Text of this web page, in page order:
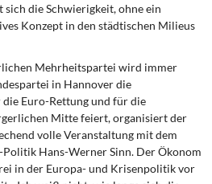
die Schwierigkeit, ohne ein
Konzept in den städtischen Milieus
Mehrheitspartei wird immer
in Hannover die
Euro-Rettung und für die
Mitte feiert, organisiert der
volle Veranstaltung mit dem
Hans-Werner Sinn. Der Ökonom
in der Europa- und Krisenpolitik vor